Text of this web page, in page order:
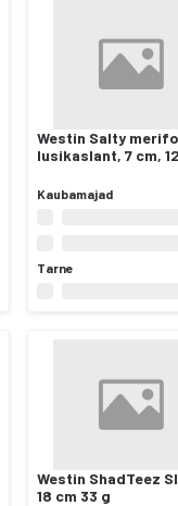
Westin Salty
lusikaslant, 7 cm,
Kaubamajad
Tarne
Westin ShadTeez
18 cm 33 g